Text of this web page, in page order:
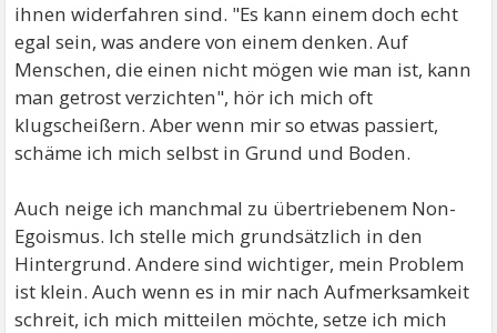
ihnen widerfahren sind. "Es kann einem doch echt
egal sein, was andere von einem denken. Auf
Menschen, die einen nicht mögen wie man ist, kann
man getrost verzichten", hör ich mich oft
klugscheißern. Aber wenn mir so etwas passiert,
schäme ich mich selbst in Grund und Boden.
Auch neige ich manchmal zu übertriebenem Non-
Egoismus. Ich stelle mich grundsätzlich in den
Hintergrund. Andere sind wichtiger, mein Problem
ist klein. Auch wenn es in mir nach Aufmerksamkeit
schreit, ich mich mitteilen möchte, setze ich mich